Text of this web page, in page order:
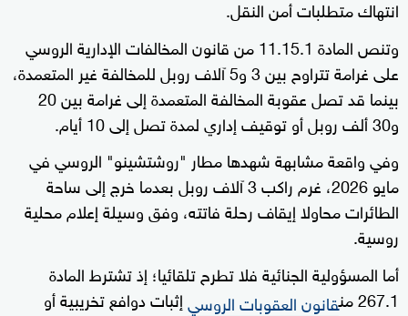
انتهاك متطلبات أمن النقل.
وتنص المادة 11.15.1 من قانون المخالفات الإدارية الروسي
على غرامة تتراوح بين 3 و5 آلاف روبل للمخالفة غير المتعمدة،
بينما قد تصل عقوبة المخالفة المتعمدة إلى غرامة بين 20
و30 ألف روبل أو توقيف إداري لمدة تصل إلى 10 أيام.
وفي واقعة مشابهة شهدها مطار "روشتشينو" الروسي في
مايو 2026، غرم راكب 3 آلاف روبل بعدما خرج إلى ساحة
الطائرات محاولا إيقاف رحلة فاتته، وفق وسيلة إعلام محلية
روسية.
أما المسؤولية الجنائية فلا تطرح تلقائيا؛ إذ تشترط المادة
267.1 من
قانون العقوبات الروسيإثبات دوافع تخريبية أو